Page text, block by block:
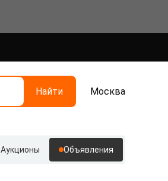
Найти Москва
Аукционы Объявления